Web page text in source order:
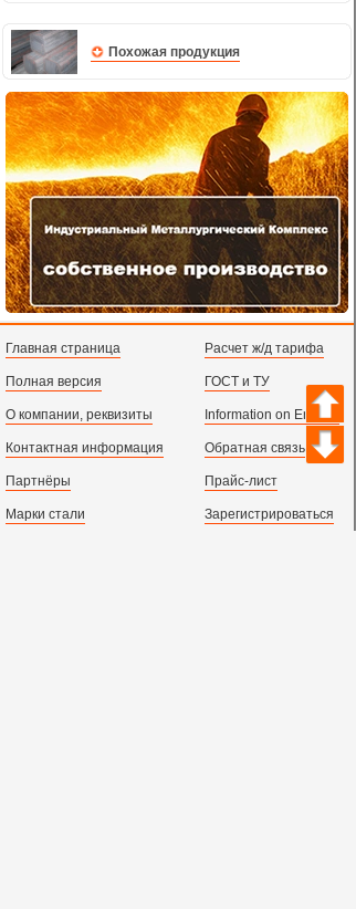
Похожая продукция
Главная страница
Полная версия
О компании, реквизиты
Контактная информация
Партнёры
Марки стали
Расчет ж/д тарифа
ГОСТ и ТУ
Information on English
Обратная связь
Прайс-лист
Зарегистрироваться